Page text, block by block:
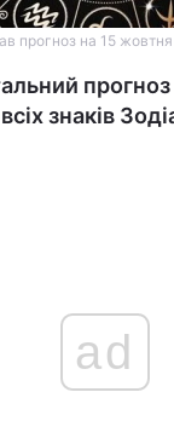
прогноз на 15
прогноз
знаків
ad